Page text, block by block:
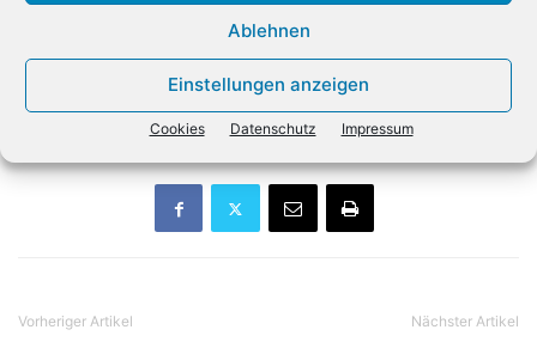
Ablehnen
Einstellungen anzeigen
Cookies Datenschutz Impressum
Weiterentwicklung digitaler Lösungen im
Rechnungswesen und Beschaffungsmanagement.
Vorheriger Artikel Nächster Artikel